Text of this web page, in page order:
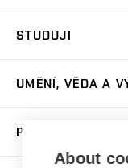
Přijímačky
Dny otevřených
Přípravné kurzy
Studium bez bariér
STUDUJI
Časový plán studia
Studijní předpisy a
UMĚNÍ, VĚDA A
PRO VEŘEJNOST
About